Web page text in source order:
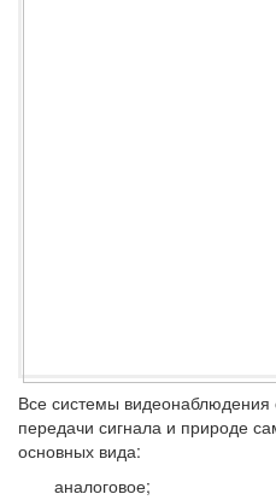
Все системы видеонаблюдения
передачи сигнала и природе
основных вида:
аналоговое;